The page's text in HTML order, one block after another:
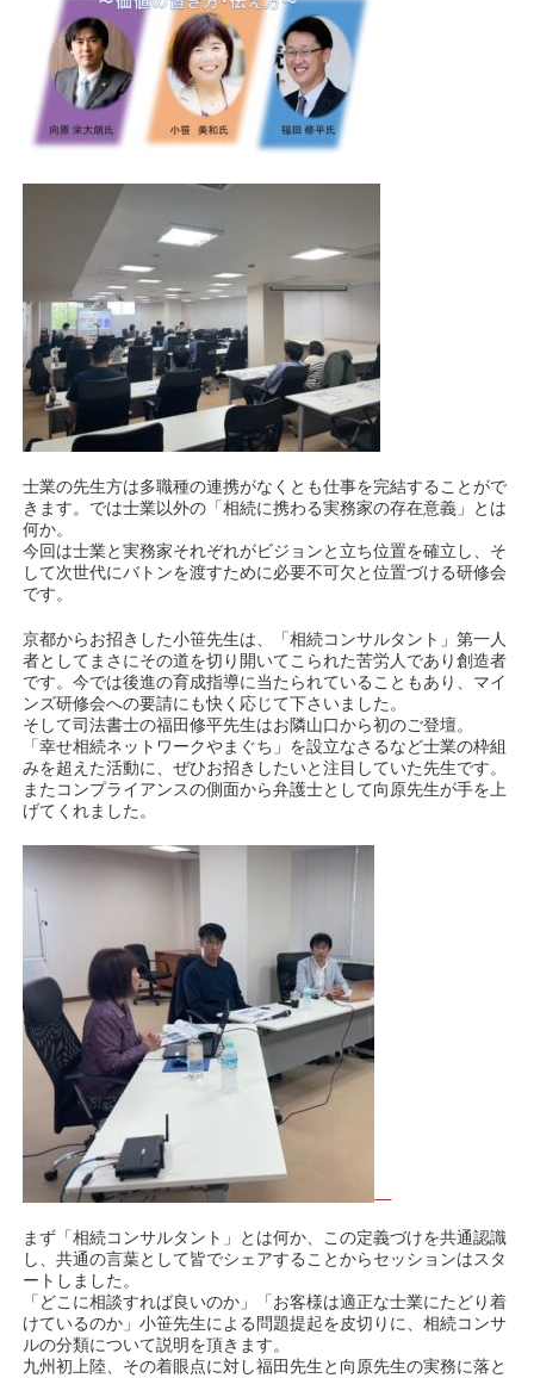
士業の先生方は多職種の連携がなくとも仕事を完結することがで
きます。では士業以外の「相続に携わる実務家の存在意義」とは
何か。
今回は士業と実務家それぞれがビジョンと立ち位置を確立し、そ
して次世代にバトンを渡すために必要不可欠と位置づける研修会
です。
京都からお招きした小笹先生は、「相続コンサルタント」第一人
者としてまさにその道を切り開いてこられた苦労人であり創造者
です。今では後進の育成指導に当たられていることもあり、マイ
ンズ研修会への要請にも快く応じて下さいました。
そして司法書士の福田修平先生はお隣山口から初のご登壇。
「幸せ相続ネットワークやまぐち」を設立なさるなど士業の枠組
みを超えた活動に、ぜひお招きしたいと注目していた先生です。
またコンプライアンスの側面から弁護士として向原先生が手を上
げてくれました。
まず「相続コンサルタント」とは何か、この定義づけを共通認識
し、共通の言葉として皆でシェアすることからセッションはスタ
ートしました。
「どこに相談すれば良いのか」「お客様は適正な士業にたどり着
けているのか」小笹先生による問題提起を皮切りに、相続コンサ
ルの分類について説明を頂きます。
九州初上陸、その着眼点に対し福田先生と向原先生の実務に落と